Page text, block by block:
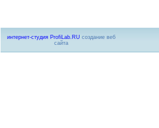
интернет-студия ProfiLab.RU создание веб
сайта